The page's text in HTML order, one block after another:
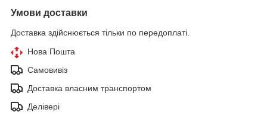
Умови доставки
Доставка здійснюється тільки по передоплаті.
Нова Пошта
Самовивіз
Доставка власним транспортом
Делівері